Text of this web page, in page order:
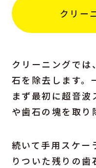
クリー
クリーニングでは
石を除去します。
まず最初に超音
や歯石の塊を取り
続いて手用スケー
りついた残りの